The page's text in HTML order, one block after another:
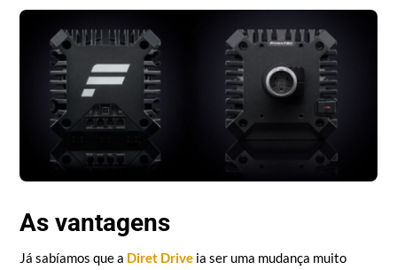
As vantagens
Já sabíamos que a Diret Drive ia ser uma mudança muito